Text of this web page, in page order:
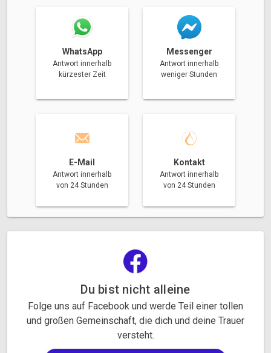
WhatsApp
Antwort innerhalb
kürzester Zeit
Messenger
Antwort innerhalb
weniger Stunden
E-Mail
Antwort innerhalb
von 24 Stunden
Kontakt
Antwort innerhalb
von 24 Stunden
Du bist nicht alleine
Folge uns auf Facebook und werde Teil einer tollen
und großen Gemeinschaft, die dich und deine Trauer
versteht.